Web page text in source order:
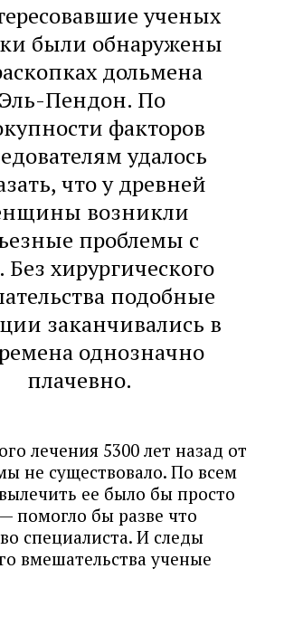
ученых
были обнаружены
дольмена
Эль-Пендон. По
факторов
удалось
что у древней
возникли
проблемы с
Без хирургического
подобные
заканчивались в
однозначно
плачевно.
лечения 5300 лет назад от
не существовало. По всем
ее было бы просто
помогло бы разве что
специалиста. И следы
вмешательства ученые